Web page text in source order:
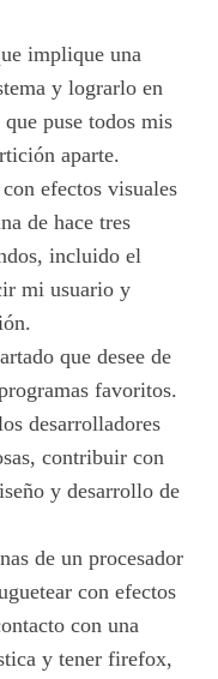
implique una
y lograrlo en
puse todos mis
aparte.
efectos visuales
de hace tres
incluido el
mi usuario y
que desee de
favoritos.
desarrolladores
contribuir con
y desarrollo de
de un procesador
con efectos
con una
y tener firefox,